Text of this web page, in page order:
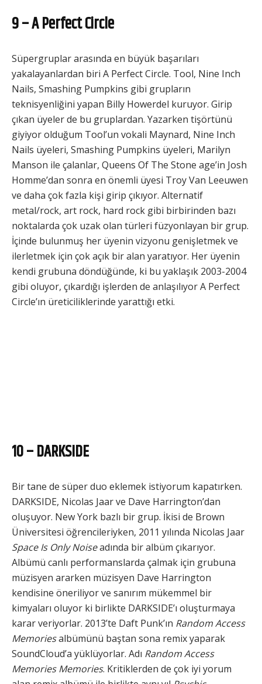
9 – A Perfect Circle
Süpergruplar arasında en büyük başarıları
yakalayanlardan biri A Perfect Circle. Tool, Nine Inch
Nails, Smashing Pumpkins gibi grupların
teknisyenliğini yapan Billy Howerdel kuruyor. Girip
çıkan üyeler de bu gruplardan. Yazarken tişörtünü
giyiyor olduğum Tool’un vokali Maynard, Nine Inch
Nails üyeleri, Smashing Pumpkins üyeleri, Marilyn
Manson ile çalanlar, Queens Of The Stone age’in Josh
Homme’dan sonra en önemli üyesi Troy Van Leeuwen
ve daha çok fazla kişi girip çıkıyor. Alternatif
metal/rock, art rock, hard rock gibi birbirinden bazı
noktalarda çok uzak olan türleri füzyonlayan bir grup.
İçinde bulunmuş her üyenin vizyonu genişletmek ve
ilerletmek için çok açık bir alan yaratıyor. Her üyenin
kendi grubuna döndüğünde, ki bu yaklaşık 2003-2004
gibi oluyor, çıkardığı işlerden de anlaşılıyor A Perfect
Circle’ın üreticiliklerinde yarattığı etki.
10 – DARKSIDE
Bir tane de süper duo eklemek istiyorum kapatırken.
DARKSIDE, Nicolas Jaar ve Dave Harrington’dan
oluşuyor. New York bazlı bir grup. İkisi de Brown
Üniversitesi öğrencileriyken, 2011 yılında Nicolas Jaar
Space Is Only Noiseadında bir albüm çıkarıyor.
Albümü canlı performanslarda çalmak için grubuna
müzisyen ararken müzisyen Dave Harrington
kendisine öneriliyor ve sanırım mükemmel bir
kimyaları oluyor ki birlikte DARKSIDE’ı oluşturmaya
karar veriyorlar. 2013’te Daft Punk’ın Random Access
Memoriesalbümünü baştan sona remix yaparak
SoundCloud’a yüklüyorlar. Adı Random Access
Memories Memories. Kritiklerden de çok iyi yorum